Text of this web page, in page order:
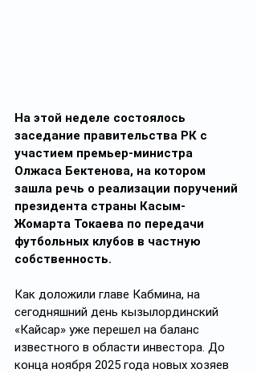
На этой неделе состоялось
заседание правительства РК с
участием премьер-министра
Олжаса Бектенова, на котором
зашла речь о реализации поручений
президента страны Касым-
Жомарта Токаева по передачи
футбольных клубов в частную
собственность.
Как доложили главе Кабмина, на
сегодняшний день кызылординский
«Кайсар» уже перешел на баланс
известного в области инвестора. До
конца ноября 2025 года новых хозяев